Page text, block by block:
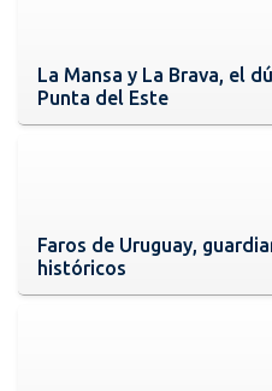
La Mansa y La Brava, el
Punta del Este
Faros de Uruguay,
históricos